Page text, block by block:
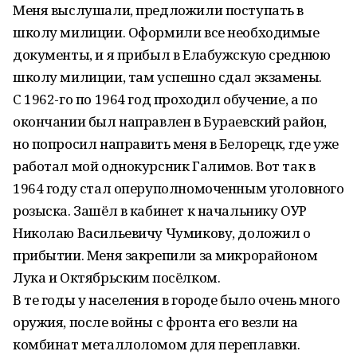
Меня выслушали, предложили поступать в
школу милиции. Оформили все необходимые
документы, и я прибыл в Елабужскую среднюю
школу милиции, там успешно сдал экзамены.
С 1962-го по 1964 год проходил обучение, а по
окончании был направлен в Бураевский район,
но попросил направить меня в Белорецк, где уже
работал мой однокурсник Галимов. Вот так в
1964 году стал оперуполномоченным уголовного
розыска. Зашёл в кабинет к начальнику ОУР
Николаю Васильевичу Чумикову, доложил о
прибытии. Меня закрепили за микрорайоном
Лука и Октябрьским посёлком.
В те годы у населения в городе было очень много
оружия, после войны с фронта его везли на
комбинат металлоломом для переплавки.